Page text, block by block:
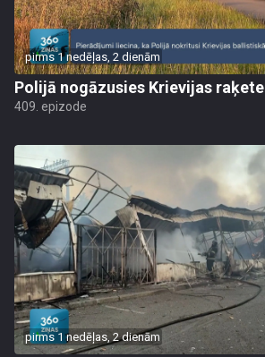
pirms 1 nedēļas, 2 dienām
Polijā nogāzusies Krievijas raķete
409. epizode
pirms 1 nedēļas, 2 dienām